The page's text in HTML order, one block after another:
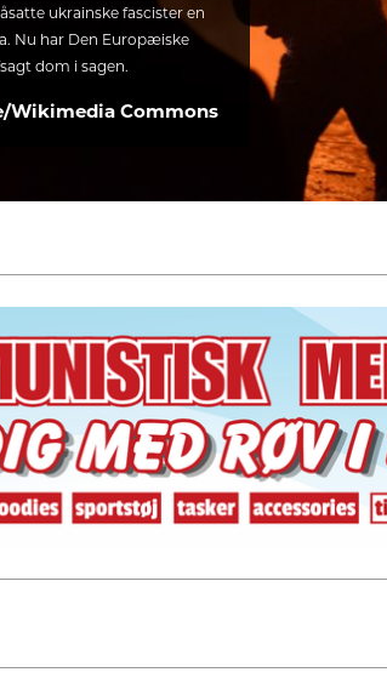
ukrainske fascister en
Nu har Den Europæiske
dom i sagen.
Wikimedia Commons